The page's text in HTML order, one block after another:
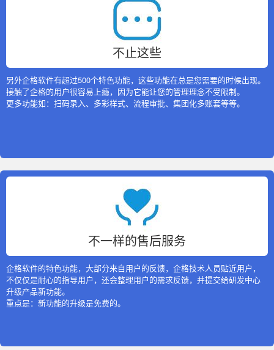
不止这些
另外企格软件有超过500个特色功能，这些功能在总是您需要的时候出现。
接触了企格的用户很容易上瘾，因为它能让您的管理理念不受限制。
更多功能如：扫码录入、多彩样式、流程审批、集团化多账套等等。
不一样的售后服务
企格软件的特色功能，大部分来自用户的反馈，企格技术人员贴近用户，
不仅仅是耐心的指导用户，还会整理用户的需求反馈，并提交给研发中心
升级产品新功能。
重点是：新功能的升级是免费的。